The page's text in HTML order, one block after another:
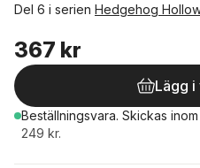
Del 6 i serien Hedgehog
367 kr
Lägg i
Beställningsvara. Skickas
249 kr.